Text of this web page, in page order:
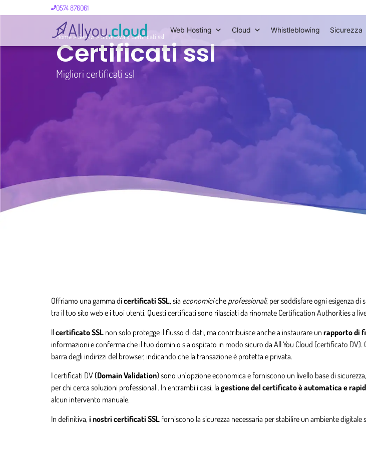
0574 876061
Web Hosting Cloud Whistleblowing Sicurezza
Home»Servizi»Sicurezza»Certificati ssl
Certificati ssl
Migliori certificati ssl
Offriamo una gamma dicertificati SSL, sia economiciche professionali, per soddisfare ogni esigenza di
tra il tuo sito web e i tuoi utenti. Questi certificati sono rilasciati da rinomate Certification Authorities a
Ilcertificato SSL non solo protegge il flusso di dati, ma contribuisce anche a instaurare un rapporto di
informazioni e conferma che il tuo dominio sia ospitato in modo sicuro da All You Cloud (certificato
barra degli indirizzi del browser, indicando che la transazione è protetta e privata.
I certificati DV (Domain Validation) sono un’opzione economica e forniscono un livello base di
per chi cerca soluzioni professionali. In entrambi i casi, la gestione del certificato è automatica e
alcun intervento manuale.
In definitiva, i nostri certificati SSL forniscono la sicurezza necessaria per stabilire un ambiente